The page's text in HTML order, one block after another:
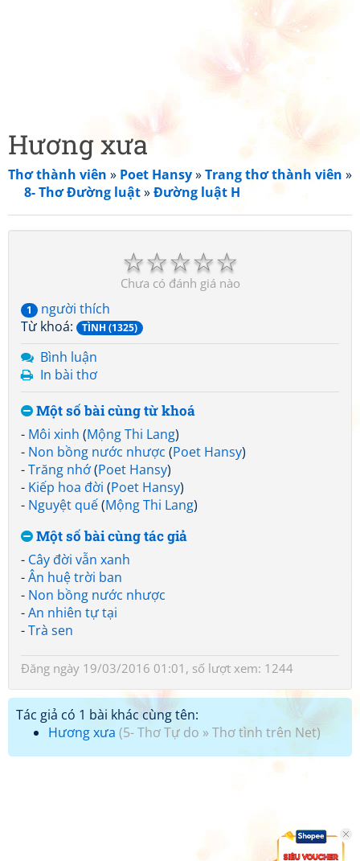
Hương xưa
Thơ thành viên » Poet Hansy»Trang thơ thành viên »
8- Thơ Đường luật»Đường luật H
☆
☆
☆
☆
☆
Chưa có đánh giá nào
1
người thích
Từ khoá:
TÌNH (1325)
Bình luận
In bài thơ
Một số bài cùng từ khoá
- Môi xinh (Mộng Thi Lang)
- Non bồng nước nhược (Poet Hansy)
-Trăng nhớ(Poet Hansy)
- Kiếp hoa đời (Poet Hansy)
- Nguyệt quế(Mộng Thi Lang)
Một số bài cùng tác giả
- Cây đời vẫn xanh
-Ân huệ trời ban
- Non bồng nước nhược
-An nhiên tự tại
-Trà sen
Đăng ngày 19/03/2016 01:01, số lượt xem: 1244
Tác giả có 1 bài khác cùng tên:
Hương xưa (5- Thơ Tự do » Thơ tình trên Net)